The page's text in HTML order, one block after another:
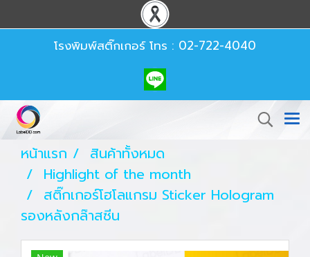
โรงพิมพ์สติ๊กเกอร์โทร : 02-722-4040
หน้าแรก
สินค้าทั้งหมด
Highlight of the month
สติ๊กเกอร์โฮโลแกรม Sticker Hologram
รองหลังกล๊าสซีน